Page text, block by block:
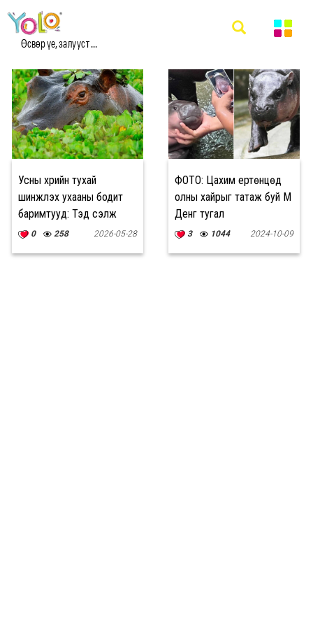
Өсвөр үе, залууст ...
#УСНЫ ҮХЭР МЭДЭЭ
Усны үхрийн тухай
шинжлэх ухааны бодит
баримтууд: Тэд сэлж
чаддаггүй
0 258 2026-05-28
ФОТО: Цахим ертөнцөд
олны хайрыг татаж буй Мүү
Денг тугал
3 1044 2024-10-09